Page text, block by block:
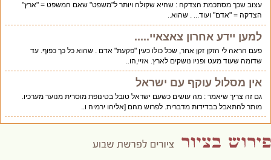
עצוב שכך מסתכמת הצדקה : שהיא שקולה ויותר ל"משפט" שאם המשפט = "ארץ"
הצדקה = "אדם" ועוד... . שהוא..
למען יידע אחרון צאצאיי.....
פעם הראה לי הזקן זקן אחר, שכל כולו כעין "פקעת" אדם . שהוא כל כך כפוף. עד
שדומה שעוד מעט ופניו נושקים לארץ. אזיי,הו..
אין מסלול עוקף עם ישראל
גם זה צריך שיאמר : מה עושים כשעם ישראל טובל בטינופת מוסרית מנוער מערכיו.
מותר להתאבל בבדידות מדברית. לפרוש מהם [אליהו ירמיה ו..